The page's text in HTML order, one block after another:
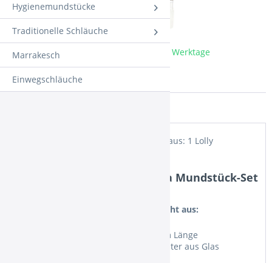
Hygienemundstücke
Traditionelle Schläuche
Marrakesch
Einwegschläuche
Sofort versandfertig, Lieferzeit ca. 1-3 Werktage
Merken
Das Lolly Stick Mundstück - Set besteht aus: 1 Lolly
Produktinformationen "Kaya Mundstück-Set
Das Lolly Stick Mundstück - Set besteht aus:
1 Lolly Glasmundstück mit ca. 36cm Länge
1 farblich passender Schlauchadapter aus Glas